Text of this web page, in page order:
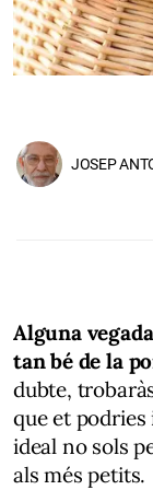
JOSEP
Alguna
tan bé de la
dubte,
que et
ideal no sols
als més petits.